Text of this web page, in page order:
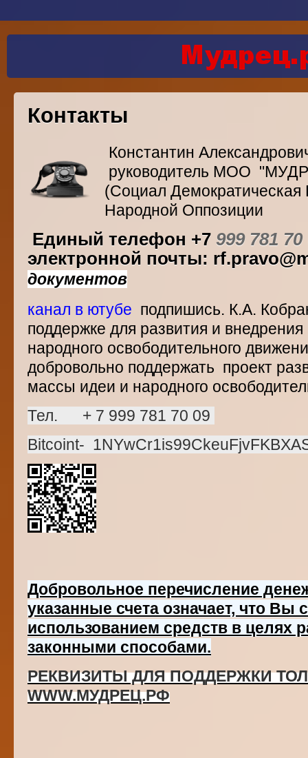
Контакты
Константин
руководитель МОО
(Социал
Народной Оппозиции
Единый телефон +7 999 781
электронной почты:
документов
канал в ютубе подпишись. К.А.
поддержке для развития и
народного освободительного
добровольно поддержать проект
массы идеи и народного
Тел. + 7 999 781 70 09
Bitcoint-
Добровольное перечисление
указанные счета означает, что Вы
использованием средств в целях
законными способами.
РЕКВИЗИТЫ ДЛЯ ПОДДЕРЖКИ
WWW.МУДРЕЦ.РФ